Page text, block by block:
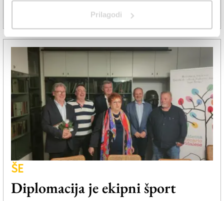
Prilagodi
14. okt. 2022 | 12:53
ŠE
Diplomacija je ekipni šport